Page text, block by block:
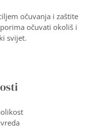
očuvanja i zaštite
očuvati okoliš i
svijet.